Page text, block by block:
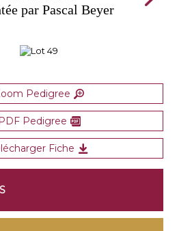
par Pascal Beyer
Pedigree
PDF Pedigree
Fiche